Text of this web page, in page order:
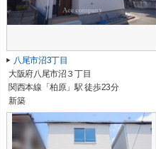
八尾市沼3丁目
大阪府八尾市沼３丁目
関西本線「柏原」駅 徒歩23分
新築